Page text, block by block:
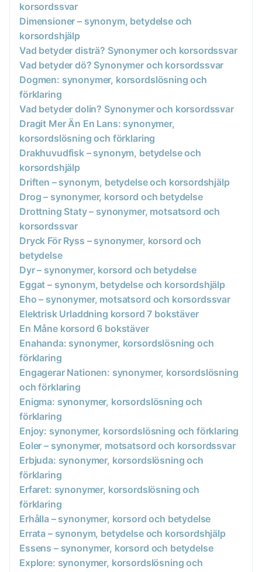
korsordssvar
Dimensioner – synonym, betydelse och
korsordshjälp
Vad betyder disträ? Synonymer och korsordssvar
Vad betyder dö? Synonymer och korsordssvar
Dogmen: synonymer, korsordslösning och
förklaring
Vad betyder dolin? Synonymer och korsordssvar
Dragit Mer Än En Lans: synonymer,
korsordslösning och förklaring
Drakhuvudfisk – synonym, betydelse och
korsordshjälp
Driften – synonym, betydelse och korsordshjälp
Drog – synonymer, korsord och betydelse
Drottning Staty – synonymer, motsatsord och
korsordssvar
Dryck För Ryss – synonymer, korsord och
betydelse
Dyr – synonymer, korsord och betydelse
Eggat – synonym, betydelse och korsordshjälp
Eho – synonymer, motsatsord och korsordssvar
Elektrisk Urladdning korsord 7 bokstäver
En Måne korsord 6 bokstäver
Enahanda: synonymer, korsordslösning och
förklaring
Engagerar Nationen: synonymer, korsordslösning
och förklaring
Enigma: synonymer, korsordslösning och
förklaring
Enjoy: synonymer, korsordslösning och förklaring
Eoler – synonymer, motsatsord och korsordssvar
Erbjuda: synonymer, korsordslösning och
förklaring
Erfaret: synonymer, korsordslösning och
förklaring
Erhålla – synonymer, korsord och betydelse
Errata – synonym, betydelse och korsordshjälp
Essens – synonymer, korsord och betydelse
Explore: synonymer, korsordslösning och